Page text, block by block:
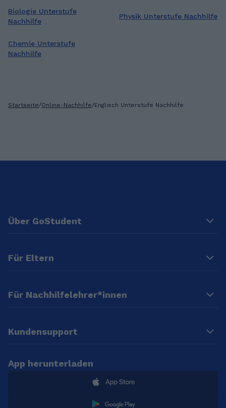
Biologie Unterstufe
Nachhilfe
Physik Unterstufe Nachhilfe
Chemie Unterstufe
Nachhilfe
Startseite/Online-Nachhilfe/Englisch Unterstufe Nachhilfe
Über GoStudent
Für Eltern
Für Nachhilfelehrer*innen
Kundensupport
App herunterladen